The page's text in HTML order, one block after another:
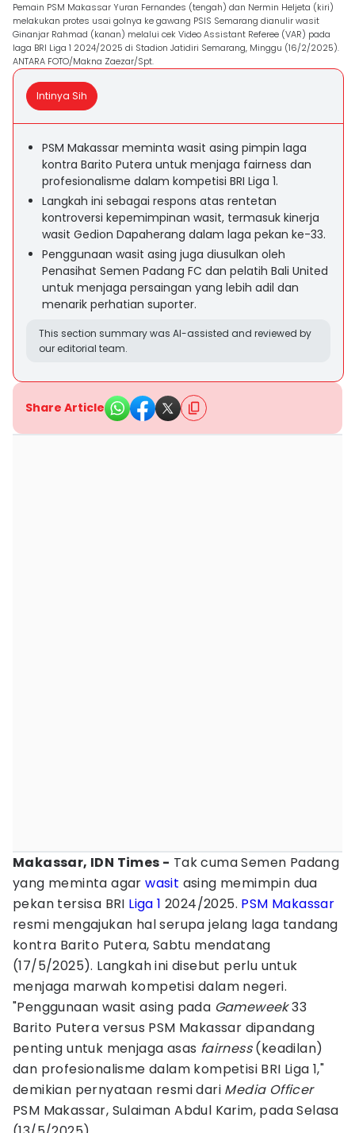
Pemain PSM Makassar Yuran Fernandes (tengah) dan Nermin Heljeta (kiri)
melakukan protes usai golnya ke gawang PSIS Semarang dianulir wasit
Ginanjar Rahmad (kanan) melalui cek Video Assistant Referee (VAR) pada
laga BRI Liga 1 2024/2025 di Stadion Jatidiri Semarang, Minggu (16/2/2025).
ANTARA FOTO/Makna Zaezar/Spt.
Intinya Sih
PSM Makassar meminta wasit asing pimpin laga
kontra Barito Putera untuk menjaga fairness dan
profesionalisme dalam kompetisi BRI Liga 1.
Langkah ini sebagai respons atas rentetan
kontroversi kepemimpinan wasit, termasuk kinerja
wasit Gedion Dapaherang dalam laga pekan ke-33.
Penggunaan wasit asing juga diusulkan oleh
Penasihat Semen Padang FC dan pelatih Bali United
untuk menjaga persaingan yang lebih adil dan
menarik perhatian suporter.
This section summary was AI-assisted and reviewed by
our editorial team.
Share Article
Makassar, IDN Times - Tak cuma Semen Padang
yang meminta agarwasit asing memimpin dua
pekan tersisa BRI Liga 1 2024/2025. PSM Makassar
resmi mengajukan hal serupa jelang laga tandang
kontra Barito Putera, Sabtu mendatang
(17/5/2025). Langkah ini disebut perlu untuk
menjaga marwah kompetisi dalam negeri.
"Penggunaan wasit asing pada Gameweek33
Barito Putera versus PSM Makassar dipandang
penting untuk menjaga asas fairness(keadilan)
dan profesionalisme dalam kompetisi BRI Liga 1,"
demikian pernyataan resmi dari Media Officer
PSM Makassar, Sulaiman Abdul Karim, pada Selasa